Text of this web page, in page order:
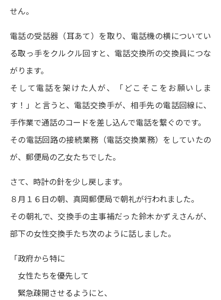
せん。
電話の受話器（耳あて）を取り、電話機の横についてい
る取っ手をクルクル回すと、電話交換所の交換員につな
がります。
そして電話を架けた人が、「どこそこをお願いしま
す！」と言うと、電話交換手が、相手先の電話回線に、
手作業で通話のコードを差し込んで電話を繋ぐのです。
その電話回路の接続業務（電話交換業務）をしていたの
が、郵便局の乙女たちでした。
さて、時計の針を少し戻します。
８月１６日の朝、真岡郵便局で朝礼が行われました。
その朝礼で、交換手の主事補だった鈴木かずえさんが、
部下の女性交換手たち次のように話しました。
「政府から特に
女性たちを優先して
緊急疎開させるようにと、